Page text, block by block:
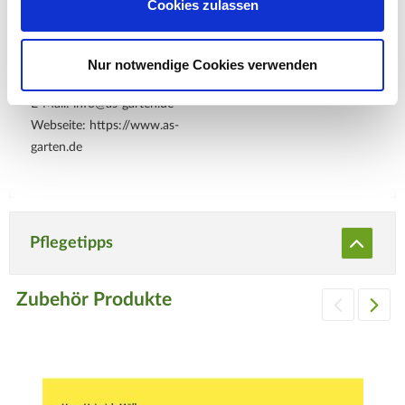
Cookies zulassen
Nur notwendige Cookies verwenden
Hauptstr. 440
53721 Siegburg
E-Mail: info@as-garten.de
Webseite: https://www.as-
garten.de
Pflegetipps
Produktspezifisch
feuchte Standorte unbedingt vermeiden.
Zubehör Produkte